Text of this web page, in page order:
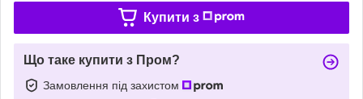
Купити з
Що таке купити з Пром?
Замовлення під захистом